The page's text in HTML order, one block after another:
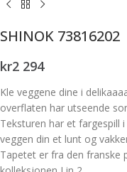
SHINOK 73816202
kr2 294
Kle veggene dine i
overflaten har utseende
Teksturen har et fargespill
veggen din et lunt og
Tapetet er fra den franske